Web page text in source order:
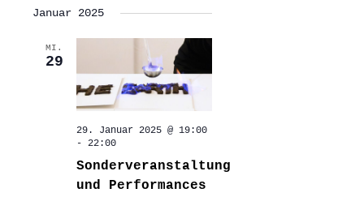
Januar 2025
MI.
29
29. Januar 2025 @ 19:00
- 22:00
Sonderveranstaltung
und Performances